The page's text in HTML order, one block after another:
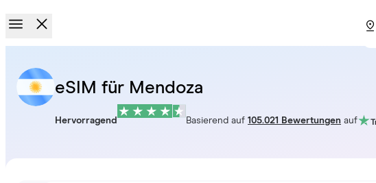
eSIM für Mendoza
Hervorragend Basierend auf 105.021 Bewertungen auf